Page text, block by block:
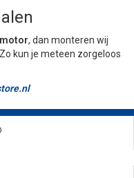
, dan monteren wij
kun je meteen zorgeloos